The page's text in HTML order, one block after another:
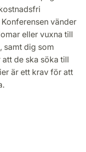
vänder
eller vuxna till
samt dig som
de ska söka till
är ett krav för att